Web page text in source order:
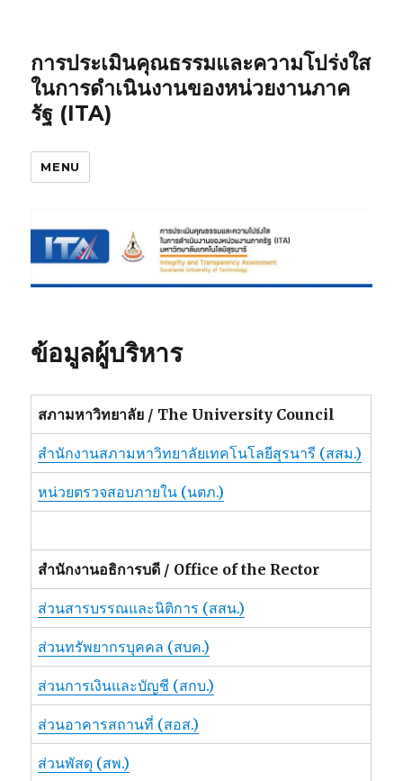
การประเมินคุณธรรมและความโปร่งใส
ในการดำเนินงานของหน่วยงานภาค
รัฐ (ITA)
MENU
ข้อมูลผู้บริหาร
สภามหาวิทยาลัย / The University Council
สำนักงานสภามหาวิทยาลัยเทคโนโลยีสุรนารี (สสม.)
หน่วยตรวจสอบภายใน (นตภ.)
สำนักงานอธิการบดี / Office of the Rector
ส่วนสารบรรณและนิติการ (สสน.)
ส่วนทรัพยากรบุคคล (สบค.)
ส่วนการเงินและบัญชี (สกบ.)
ส่วนอาคารสถานที่ (สอส.)
ส่วนพัสดุ (สพ.)